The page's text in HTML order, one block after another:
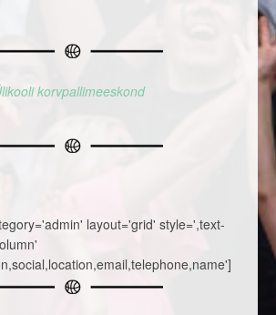
korvpallimeeskond
layout='grid' style=',text-